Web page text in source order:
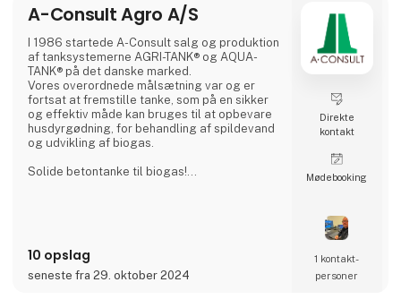
A-Consult Agro A/S
I 1986 startede A-Consult salg og produktion
af tanksystemerne AGRI-TANK® og AQUA-
TANK® på det danske marked.
Vores overordnede målsætning var og er
fortsat at fremstille tanke, som på en sikker
og effektiv måde kan bruges til at opbevare
husdyrgødning, for behandling af spildevand
og udvikling af biogas.
Solide betontanke til biogas!
Investering i en AGRI-TANK® som gylletank
10 opslag
seneste fra 29. oktober 2024
Direkte
kontakt
Møde­booking
1 kontakt­
personer